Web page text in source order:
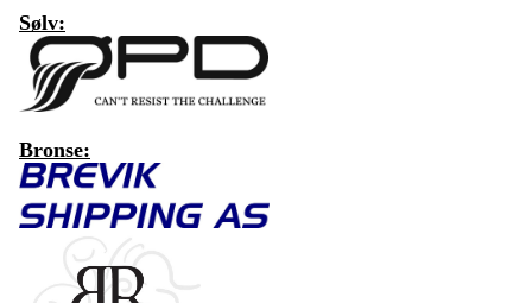
Sølv:
Bronse: